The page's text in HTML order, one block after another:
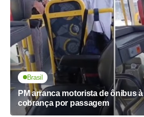
Brasil
PM arranca motorista de ônibus
cobrança por passagem